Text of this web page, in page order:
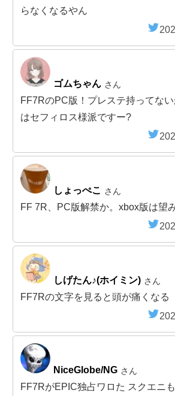
らなくなるやん
ゴムちゃん さん
FF7RのPC版！プレステ持ってな
はセフィロス様派ですー?
しょっぺこ さん
FF 7R、PC版解禁か。xbox版は望
しげたん♪(ホイミン) さん
FF7Rの文字を見ると頭が痛くなる
NiceGlobe/NG さん
FF7RがEPIC独占ワロた スクエニ